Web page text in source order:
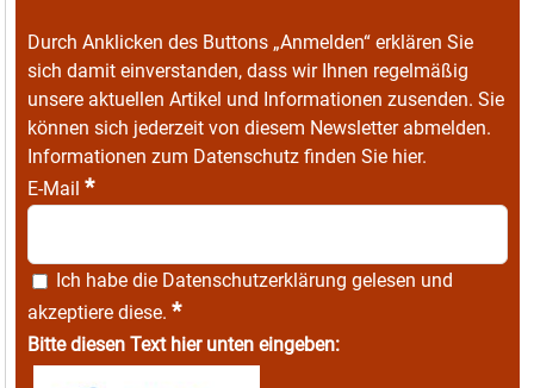
Durch Anklicken des Buttons „Anmelden“ erklären Sie
sich damit einverstanden, dass wir Ihnen regelmäßig
unsere aktuellen Artikel und Informationen zusenden. Sie
können sich jederzeit von diesem Newsletter abmelden.
Informationen zum Datenschutz finden Sie hier.
E-Mail *
Ich habe die Datenschutzerklärung gelesen und
akzeptiere diese. *
Bitte diesen Text hier unten eingeben: